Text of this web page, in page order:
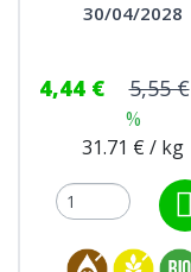
30/04/2028
4,44 € 5,55 €
%
31.71 € / kg